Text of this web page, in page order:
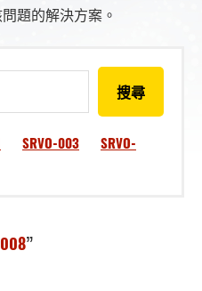
題的解決方案。
搜尋
SRVO-003
SRVO-
”